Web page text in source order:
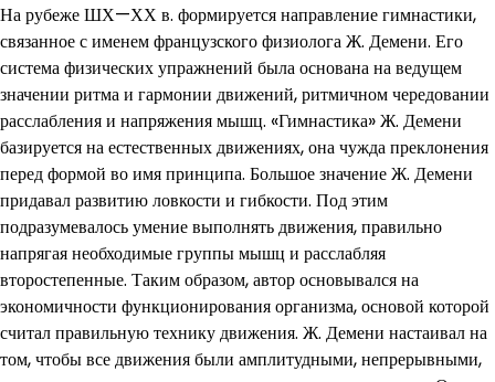
На рубеже ШХ—ХХ в. формируется направление гимнастики,
связанное с именем французского физиолога Ж. Демени. Его
система физических упражнений была основана на ведущем
значении ритма и гармонии движений, ритмичном чередовании
расслабления и напряжения мышц. «Гимнастика» Ж. Демени
базируется на естественных движениях, она чужда преклонения
перед формой во имя принципа. Большое значение Ж. Демени
придавал развитию ловкости и гибкости. Под этим
подразумевалось умение выполнять движения, правильно
напрягая необходимые группы мышц и расслабляя
второстепенные. Таким образом, автор основывался на
экономичности функционирования организма, основой которой
считал правильную технику движения. Ж. Демени настаивал на
том, чтобы все движения были амплитудными, непрерывными,